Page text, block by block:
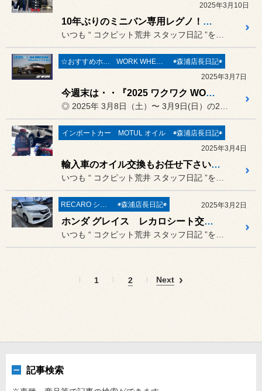
2025年3月10日
10年ぶりのミニバン専用レグノ！『 REGNO GR-XⅢ TYPE RV 』体感試乗会 参加レポート！
☆おすすめホイール☆ WORK WHEELS
◉森浦店長日記◉
2025年3月7日
今週末は・・『2025 ワクワク WORKフェア！ 』開催です(*´˘`*)♡
インポートカー MOTUL オイル
◉森浦店長日記◉
2025年3月4日
輸入車のオイル交換もお任せ下さい(^O^) プジョー3008 x MOTUL 8100 X-Clean+ ・AUDI S5 x MOTUL 300V POWER でしっかりオイル交換
RECARO シート ◉森浦店長日記◉ 2025年3月2日
ホンダ グレイス レカロシート交換《HONDA GRACE GM系 × RECARO SR-S BK100 RD/BK》
1 2 Next
記事検索